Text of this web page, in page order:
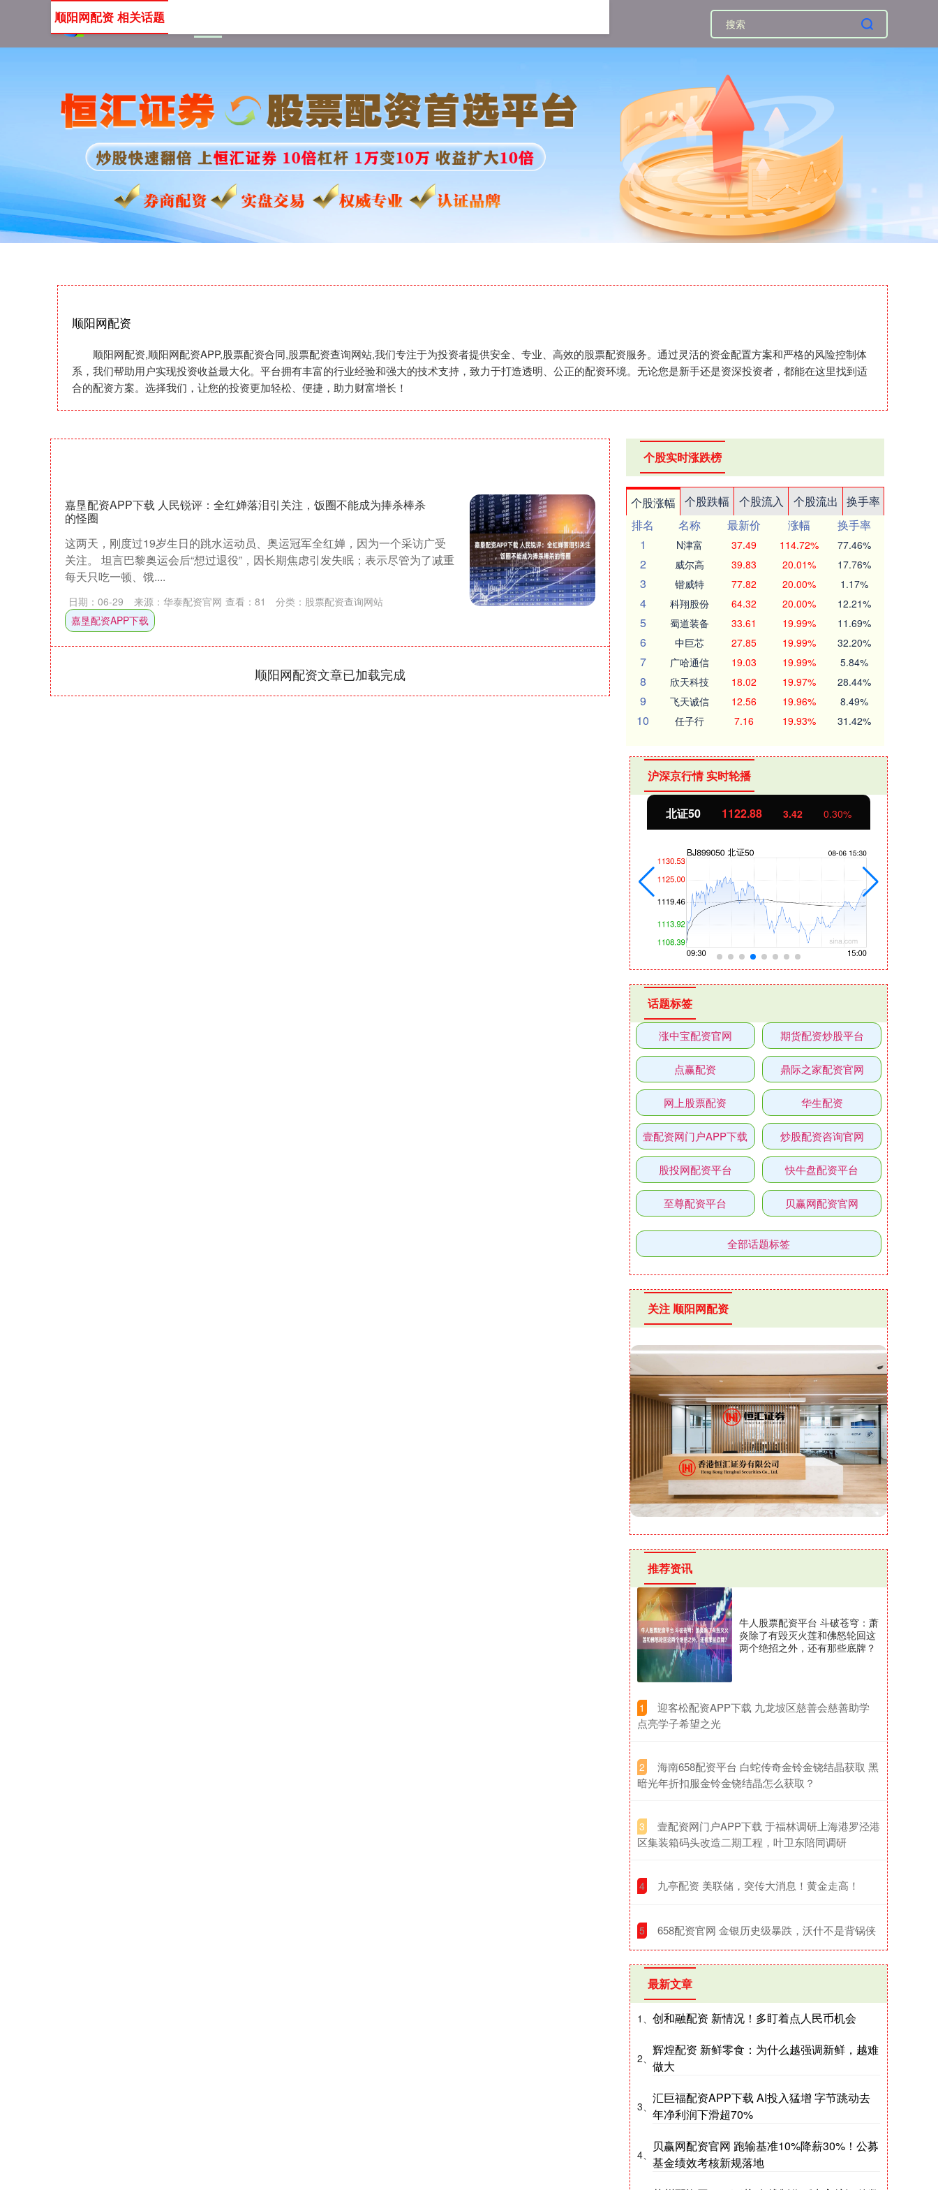
顺阳网配资
顺阳网配资,顺阳网配资APP,股票配资合同,股票配资查询网站,我们专注于为投资者提供安全、专业、高效的股票配资服务。通过灵活的资金配置方案和严格的风险控制体
系，我们帮助用户实现投资收益最大化。平台拥有丰富的行业经验和强大的技术支持，致力于打造透明、公正的配资环境。无论您是新手还是资深投资者，都能在这里找到适
合的配资方案。选择我们，让您的投资更加轻松、便捷，助力财富增长！
顺阳网配资 相关话题
嘉垦配资APP下载 人民锐评：全红婵落泪引关注，饭圈不能成为捧杀棒杀
的怪圈
这两天，刚度过19岁生日的跳水运动员、奥运冠军全红婵，因为一个采访广受
关注。 坦言巴黎奥运会后“想过退役”，因长期焦虑引发失眠；表示尽管为了减重
每天只吃一顿、饿....
日期：06-29 来源：华泰配资官网 查看： 81 分类： 股票配资查询网站
嘉垦配资APP下载
顺阳网配资文章已加载完成
个股实时涨跌榜
个股涨幅 个股跌幅 个股流入 个股流出
换手率
排名
名称 最新价 涨幅
换手率
1
N津富 37.49 114.72% 77.46%
2 威尔高 39.83 20.01% 17.76%
3 锴威特 77.82 20.00% 1.17%
4 科翔股份 64.32 20.00% 12.21%
5 蜀道装备 33.61 19.99% 11.69%
6 中巨芯 27.85 19.99% 32.20%
7 广哈通信 19.03 19.99% 5.84%
8 欣天科技 18.02 19.97% 28.44%
9 飞天诚信 12.56 19.96% 8.49%
10 任子行 7.16 19.93% 31.42%
沪深京行情 实时轮播
北证50 1122.88 3.42 0.30%
话题标签
涨中宝配资官网 期货配资炒股平台
点赢配资 鼎际之家配资官网
网上股票配资 华生配资
壹配资网门户APP下载 炒股配资咨询官网
股投网配资平台 快牛盘配资平台
至尊配资平台 贝赢网配资官网
全部话题标签
关注 顺阳网配资
推荐资讯
牛人股票配资平台 斗破苍穹：萧
炎除了有毁灭火莲和佛怒轮回这
两个绝招之外，还有那些底牌？
1
​迎客松配资APP下载 九龙坡区慈善会慈善助学
点亮学子希望之光
2
​海南658配资平台 白蛇传奇金铃金铙结晶获取 黑
暗光年折扣服金铃金铙结晶怎么获取？
3
​壹配资网门户APP下载 于福林调研上海港罗泾港
区集装箱码头改造二期工程，叶卫东陪同调研
4 ​九亭配资 美联储，突传大消息！黄金走高！
5 ​658配资官网 金银历史级暴跌，沃什不是背锅侠
最新文章
1、 创和融配资 新情况！多盯着点人民币机会
2、
辉煌配资 新鲜零食：为什么越强调新鲜，越难
做大
3、
汇巨福配资APP下载 AI投入猛增 字节跳动去
年净利润下滑超70%
4、
贝赢网配资官网 跑输基准10%降薪30%！公募
基金绩效考核新规落地